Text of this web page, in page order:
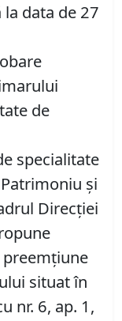
data de 27
de
specialitate
şi
Direcției
situat în
nr. 6, ap. 1,